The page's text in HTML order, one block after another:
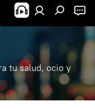
tu salud, ocio y